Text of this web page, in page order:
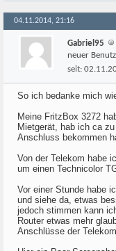
04.11.2014, 21:16
Gabriel95
neuer
seit:
So ich bedanke mich
Meine FritzBox 3272
Mietgerät, hab ich ca
Anschluss bekommen
Von der Telekom habe
um einen Technicolor
Vor einer Stunde habe
und siehe da, etwas
jedoch stimmen kann
Router etwas mehr
Anschlüsse der